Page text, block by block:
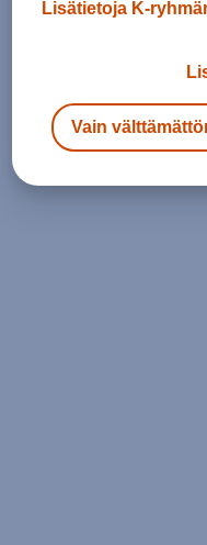
Lisätietoja K-
Vain